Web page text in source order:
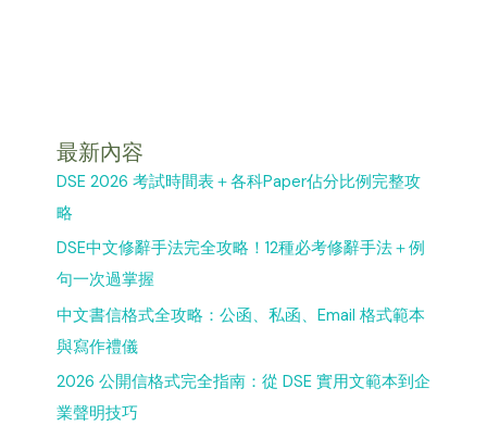
最新內容
DSE 2026 考試時間表＋各科Paper佔分比例完整攻
略
DSE中文修辭手法完全攻略！12種必考修辭手法＋例
句一次過掌握
中文書信格式全攻略：公函、私函、Email 格式範本
與寫作禮儀
2026 公開信格式完全指南：從 DSE 實用文範本到企
業聲明技巧